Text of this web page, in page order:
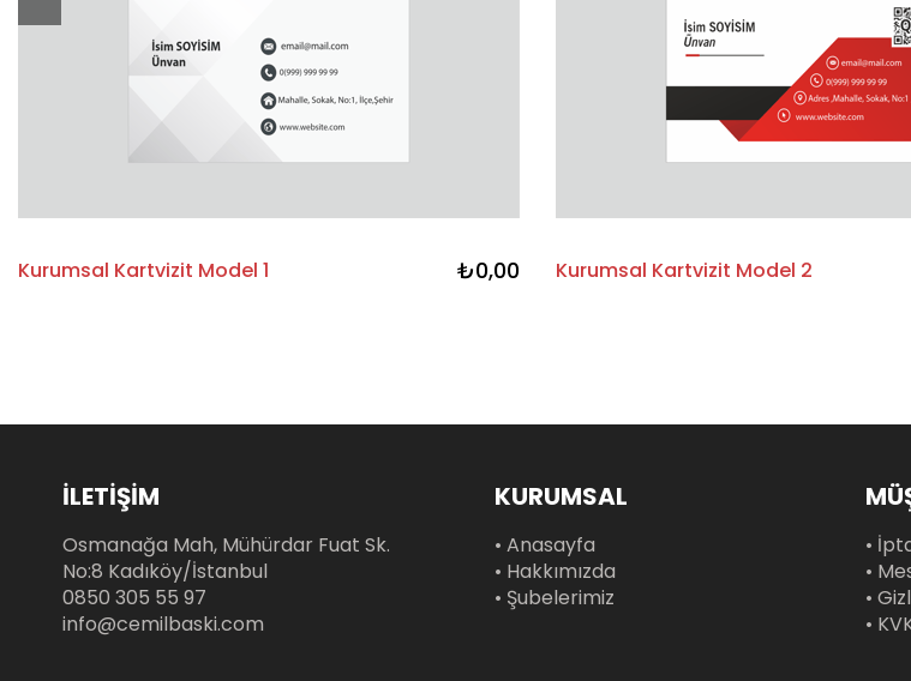
Kurumsal Kartvizit Model 1 ₺0,00 Kurumsal Kartvizit Model 2
İLETİŞİM
Osmanağa Mah, Mühürdar Fuat Sk.
No:8 Kadıköy/İstanbul
0850 305 55 97
info@cemilbaski.com
KURUMSAL
• Anasayfa
• Hakkımızda
• Şubelerimiz
•
•
•
•